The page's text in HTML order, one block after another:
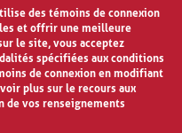
des témoins de connexion
et offrir une meilleure
le site, vous acceptez
spécifiées aux conditions
de connexion en modifiant
plus sur le recours aux
de vos renseignements